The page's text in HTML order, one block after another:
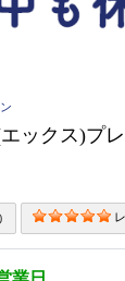
ックス)プ